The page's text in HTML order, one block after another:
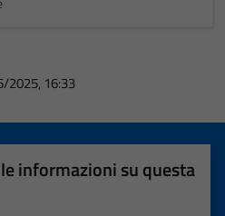
2025, 16:33
informazioni su questa